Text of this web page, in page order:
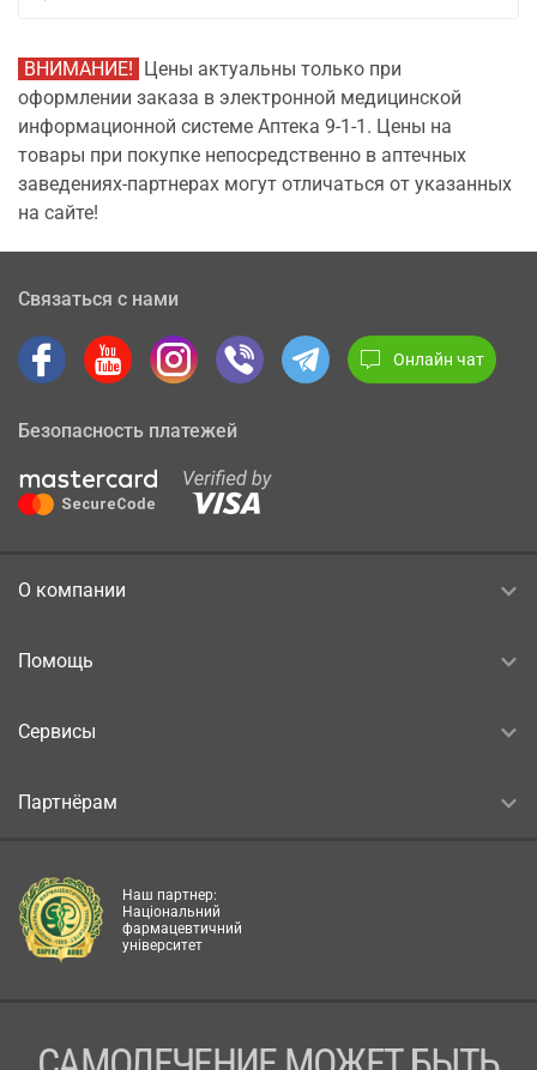
ВНИМАНИЕ! Цены актуальны только при
оформлении заказа в электронной медицинской
информационной системе Аптека 9-1-1. Цены на
товары при покупке непосредственно в аптечных
заведениях-партнерах могут отличаться от указанных
на сайте!
Связаться с нами
Онлайн чат
Безопасность платежей
О компании
Помощь
Сервисы
Партнёрам
Наш партнер:
Національний
фармацевтичний
університет